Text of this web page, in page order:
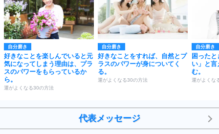
自分磨き
好きなことを楽しんでいると元
気になってしまう理由は、プラ
スのパワーをもらっているか
ら。
運がよくなる30の方法
自分磨き
好きなことをすれば、自然とプ
ラスのパワーが身についてく
る。
運がよくなる30の方法
自分磨き
困った
い」と言
む。
運がよくな
代表メッセージ